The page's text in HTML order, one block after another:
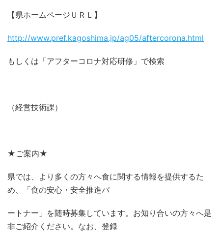
【県ホームページＵＲＬ】
http://www.pref.kagoshima.jp/ag05/aftercorona.html
もしくは「アフターコロナ対応研修」で検索
（経営技術課）
★ご案内★
県では、より多くの方々へ食に関する情報を提供するた
め、「食の安心・安全推進パ
ートナー」を随時募集しています。お知り合いの方々へ是
非ご紹介ください。なお、登録